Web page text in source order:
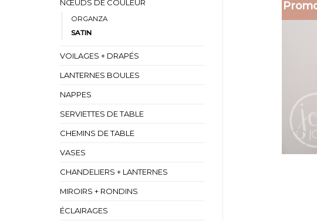
NŒUDS DE COULEUR
ORGANZA
SATIN
VOILAGES + DRAPÉS
LANTERNES BOULES
NAPPES
SERVIETTES DE TABLE
CHEMINS DE TABLE
VASES
CHANDELIERS + LANTERNES
MIROIRS + RONDINS
ÉCLAIRAGES